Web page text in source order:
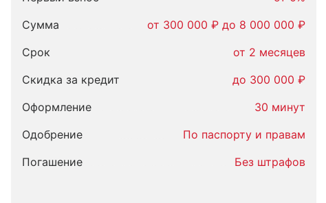
Сумма
от 300 000 ₽ до 8 000 000 ₽
Срок
от 2 месяцев
Скидка за кредит
до 300 000 ₽
Оформление
30 минут
Одобрение
По паспорту и правам
Погашение
Без штрафов